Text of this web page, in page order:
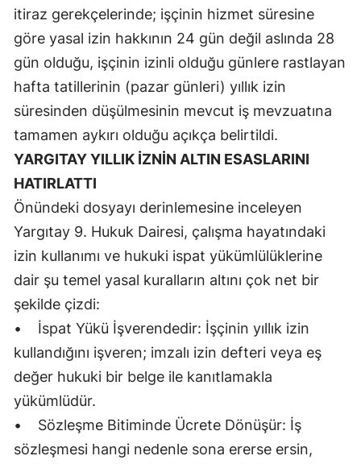
Bartın
Ardahan
Yalova
Karabük
Osmaniye
Düzce
itiraz gerekçelerinde; işçinin hizmet süresine
göre yasal izin hakkının 24 gün değil aslında 28
gün olduğu, işçinin izinli olduğu günlere rastlayan
hafta tatillerinin (pazar günleri) yıllık izin
süresinden düşülmesinin mevcut iş mevzuatına
tamamen aykırı olduğu açıkça belirtildi.
YARGITAY YILLIK İZNİN ALTIN ESASLARINI
HATIRLATTI
Önündeki dosyayı derinlemesine inceleyen
Yargıtay 9. Hukuk Dairesi, çalışma hayatındaki
izin kullanımı ve hukuki ispat yükümlülüklerine
dair şu temel yasal kuralların altını çok net bir
şekilde çizdi:
• İspat Yükü İşverendedir: İşçinin yıllık izin
kullandığını işveren; imzalı izin defteri veya eş
değer hukuki bir belge ile kanıtlamakla
yükümlüdür.
• Sözleşme Bitiminde Ücrete Dönüşür: İş
sözleşmesi hangi nedenle sona ererse ersin,